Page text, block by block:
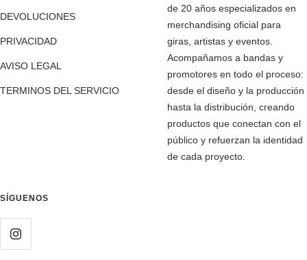
DEVOLUCIONES
PRIVACIDAD
AVISO LEGAL
TERMINOS DEL SERVICIO
de 20 años especializados en
merchandising oficial para
giras, artistas y eventos.
Acompañamos a bandas y
promotores en todo el proceso:
desde el diseño y la producción
hasta la distribución, creando
productos que conectan con el
público y refuerzan la identidad
de cada proyecto.
SÍGUENOS